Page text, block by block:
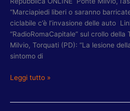
“Marciapiedi liberi o saranno
ciclabile c’è l’invasione delle auto
“RadioRomaCapitale” sul crollo della
Milvio, Torquati (PD): “La lesione
sintomo di
Leggi tutto »